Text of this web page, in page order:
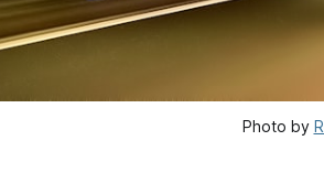
Photo by